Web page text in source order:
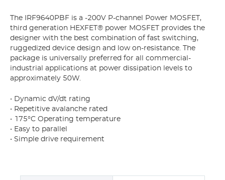
The IRF9640PBF is a -200V P-channel Power MOSFET,
third generation HEXFET® power MOSFET provides the
designer with the best combination of fast switching,
ruggedized device design and low on-resistance. The
package is universally preferred for all commercial-
industrial applications at power dissipation levels to
approximately 50W.
• Dynamic dV/dt rating
• Repetitive avalanche rated
• 175°C Operating temperature
• Easy to parallel
• Simple drive requirement